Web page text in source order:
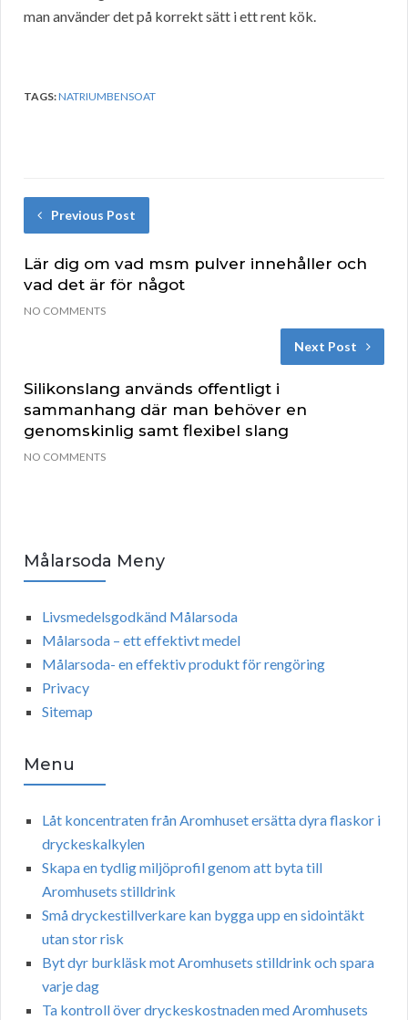
man använder det på korrekt sätt i ett rent kök.
TAGS:NATRIUMBENSOAT
Previous Post
Lär dig om vad msm pulver innehåller och
vad det är för något
NO COMMENTS
Next Post
Silikonslang används offentligt i
sammanhang där man behöver en
genomskinlig samt flexibel slang
NO COMMENTS
Målarsoda Meny
Livsmedelsgodkänd Målarsoda
Målarsoda – ett effektivt medel
Målarsoda- en effektiv produkt för rengöring
Privacy
Sitemap
Menu
Låt koncentraten från Aromhuset ersätta dyra flaskor i
dryckeskalkylen
Skapa en tydlig miljöprofil genom att byta till
Aromhusets stilldrink
Små dryckestillverkare kan bygga upp en sidointäkt
utan stor risk
Byt dyr burkläsk mot Aromhusets stilldrink och spara
varje dag
Ta kontroll över dryckeskostnaden med Aromhusets